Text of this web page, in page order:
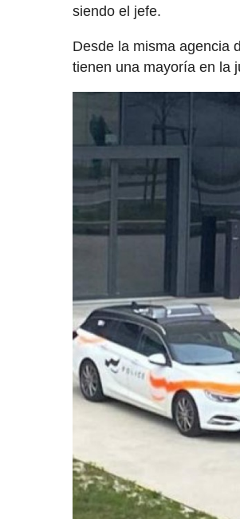
siendo el jefe.
Desde la misma agencia
tienen una mayoría en la